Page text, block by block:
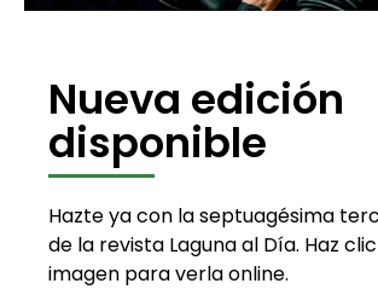
Nueva edición
disponible
Hazte ya con la septuagésima
de la revista Laguna al Día. Haz
imagen para verla online.